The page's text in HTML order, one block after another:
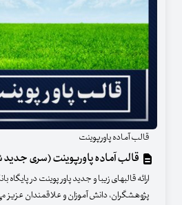
قالب آماده پاورپوینت
قالب آماده پاورپوینت (سری جدید
ارائه قالبهای زیبا و جدید پاور پوینت در
پژوهشگران، دانش آموزان و علاقمندان عزیز می